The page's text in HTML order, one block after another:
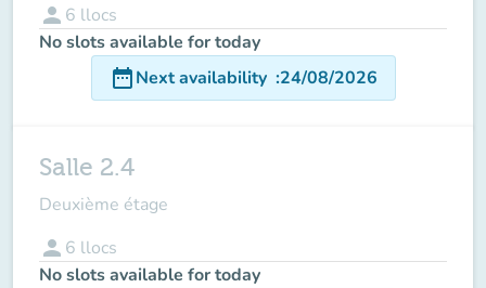
person 6 llocs
No slots available for today
date_rangeNext availability :24/08/2026
Salle 2.4
Deuxième étage
person 6 llocs
No slots available for today